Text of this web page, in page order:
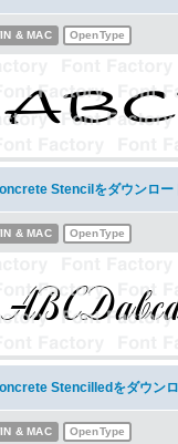
& MAC OpenType
Stencilをダウンロー
& MAC OpenType
Stencilledをダウン
& MAC OpenType